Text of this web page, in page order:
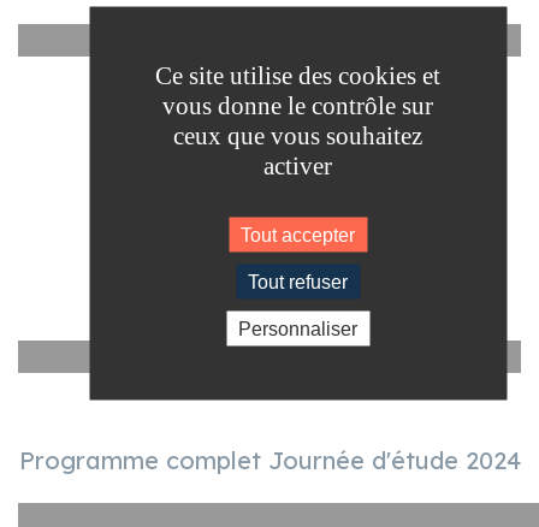
Programme complet Journée d'étude 2024
Ce site utilise des cookies et
vous donne le contrôle sur
ceux que vous souhaitez
activer
Tout accepter
Tout refuser
Personnaliser